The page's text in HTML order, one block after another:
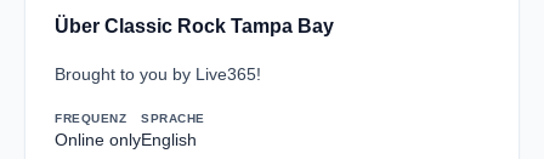
Über Classic Rock Tampa Bay
Brought to you by Live365!
FREQUENZ
Online only
SPRACHE
English